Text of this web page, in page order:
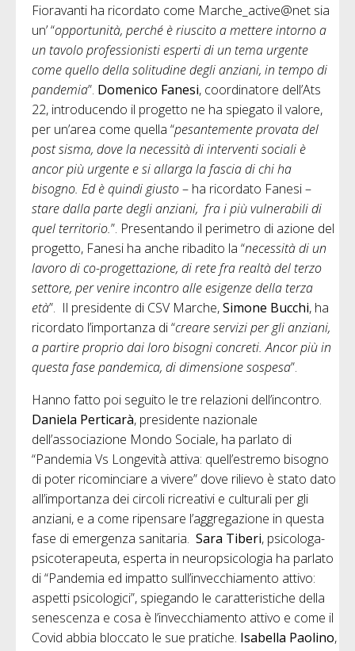
Fioravanti ha ricordato come Marche_active@net sia
un’ “opportunità, perché è riuscito a mettere intorno a
un tavolo professionisti esperti di un tema urgente
come quello della solitudine degli anziani, in tempo di
pandemia”. Domenico Fanesi, coordinatore dell’Ats
22, introducendo il progetto ne ha spiegato il valore,
per un’area come quella “pesantemente provata del
post sisma, dove la necessità di interventi sociali è
ancor più urgente e si allarga la fascia di chi ha
bisogno. Ed è quindi giusto– ha ricordato Fanesi –
stare dalla parte degli anziani, fra i più vulnerabili di
quel territorio.”. Presentando il perimetro di azione del
progetto, Fanesi ha anche ribadito la “necessità di un
lavoro di co-progettazione, di rete fra realtà del terzo
settore, per venire incontro alle esigenze della terza
età”. Il presidente di CSV Marche,Simone Bucchi, ha
ricordato l’importanza di “creare servizi per gli anziani,
a partire proprio dai loro bisogni concreti. Ancor più in
questa fase pandemica, di dimensione sospesa”.
Hanno fatto poi seguito le tre relazioni dell’incontro.
Daniela Perticarà, presidente nazionale
dell’associazione Mondo Sociale, ha parlato di
“Pandemia Vs Longevità attiva: quell’estremo bisogno
di poter ricominciare a vivere” dove rilievo è stato dato
all’importanza dei circoli ricreativi e culturali per gli
anziani, e a come ripensare l’aggregazione in questa
fase di emergenza sanitaria. Sara Tiberi, psicologa-
psicoterapeuta, esperta in neuropsicologia ha parlato
di “Pandemia ed impatto sull’invecchiamento attivo:
aspetti psicologici”, spiegando le caratteristiche della
senescenza e cosa è l’invecchiamento attivo e come il
Covid abbia bloccato le sue pratiche. Isabella Paolino,